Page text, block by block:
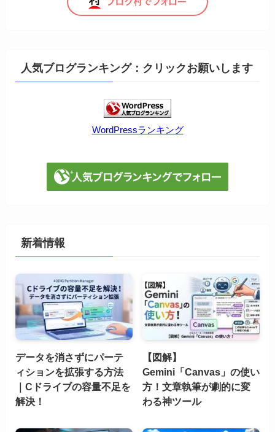
人気ブログランキング：クリックお願いします
WordPressランキング
新着情報
データを消さずにパーテ
ィションを拡張する方法
｜Cドライブの容量不足を
解決！
【図解】
Gemini「Canvas」の使い
方！文章執筆が劇的に変
わる神ツール